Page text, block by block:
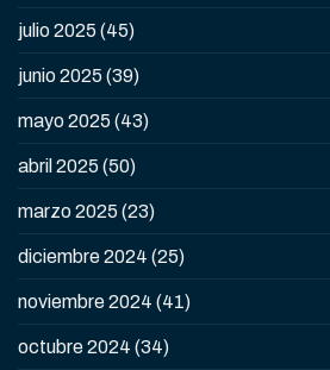
julio 2025 (45)
junio 2025 (39)
mayo 2025 (43)
abril 2025 (50)
marzo 2025 (23)
diciembre 2024 (25)
noviembre 2024 (41)
octubre 2024 (34)